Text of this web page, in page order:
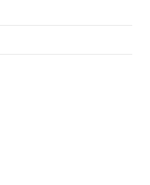
infos du CIPRO